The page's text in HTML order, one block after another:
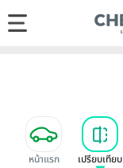
หน้าแรก เปรียบเทียบ